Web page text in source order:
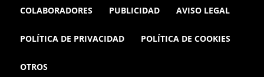
COLABORADORES PUBLICIDAD AVISO LEGAL
POLÍTICA DE PRIVACIDAD POLÍTICA DE COOKIES
OTROS